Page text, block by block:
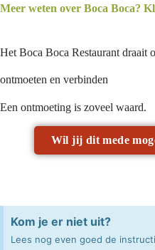
Meer weten over Boca Boca?
Het Boca Boca Restaurant draait
ontmoeten en verbinden
Een ontmoeting is zoveel waard.
Wil jij dit mede
Kom je er niet uit?
Lees nog even goed de